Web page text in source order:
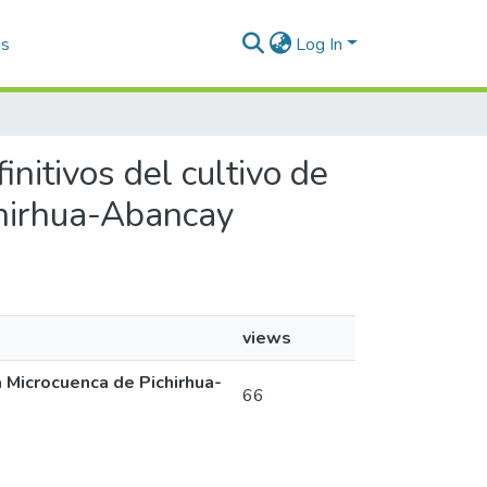
Log In
del cultivo de
Abancay
views
de Pichirhua-
66